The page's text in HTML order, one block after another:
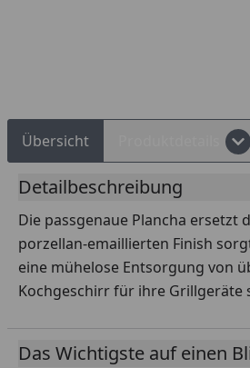
Übersicht
Detailbeschreibung
Die passgenaue Plancha
porzellan-emaillierten Finish
eine mühelose Entsorgung von
Kochgeschirr für ihre Grillgeräte
Das Wichtigste auf einen